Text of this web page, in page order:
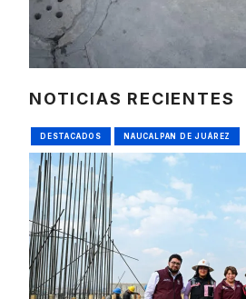
NOTICIAS RECIENTES
DESTACADOS NAUCALPAN DE JUÁREZ